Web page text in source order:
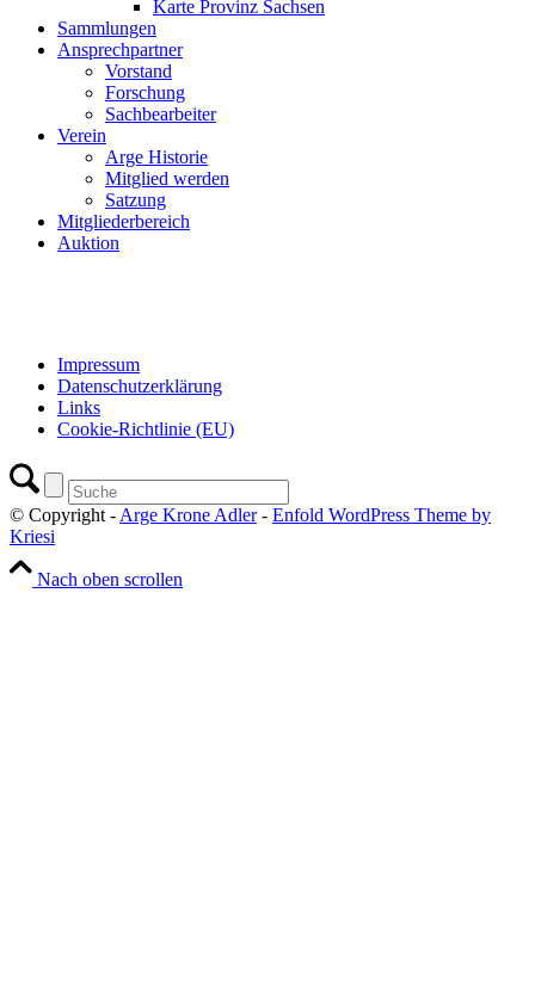
Karte Provinz Sachsen
Sammlungen
Ansprechpartner
Vorstand
Forschung
Sachbearbeiter
Verein
Arge Historie
Mitglied werden
Satzung
Mitgliederbereich
Auktion
Impressum
Datenschutzerklärung
Links
Cookie-Richtlinie (EU)
© Copyright - Arge Krone Adler- Enfold WordPress Theme by
Kriesi
Nach oben scrollen